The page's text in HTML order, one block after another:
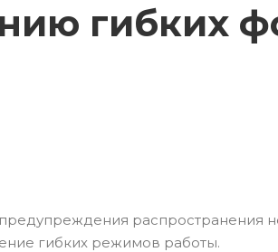
гибких
распространения
гибких режимов работы.